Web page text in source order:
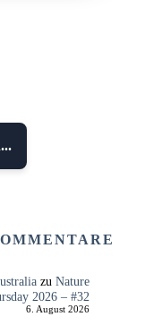
zu Nature
2026 – #32
6. August 2026